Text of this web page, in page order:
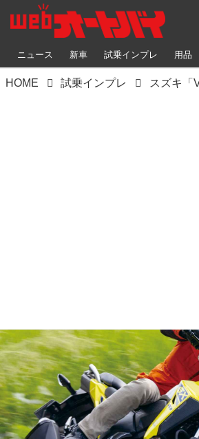
ニュース 新車 試乗インプレ 用品
HOME 試乗インプレ